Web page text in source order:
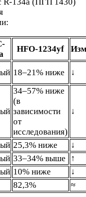
HFO-1234yf
18–21% ниже ↓
34–57% ниже
(в
зависимости
от
исследования)
↓
25,3% ниже
↓
33–34% выше
↑
10% ниже
↓
82,3% ≈